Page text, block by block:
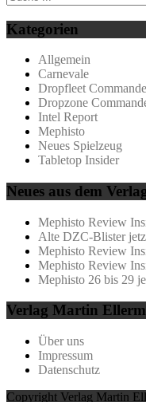
Kategorien
Allgemein
Carnevale
Dropfleet
Dropzone
Intel Report
Mephisto
Neues Spielzeug
Tabletop Insider
Neues aus dem
Mephisto Review
Alte DZC-Blister
Mephisto Review
Mephisto Review
Mephisto 26 bis 29
Verlag Martin
Über uns
Impressum
Datenschutz
Copyright Verlag Martin